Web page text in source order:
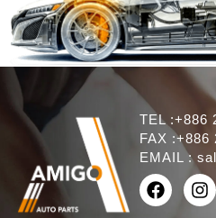
TEL :+886
FAX :+886
EMAIL :